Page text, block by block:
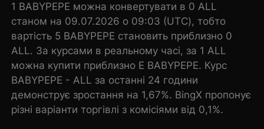
1 BABYPEPE можна конвертувати в 0 ALL
станом на 09.07.2026 о 09:03 (UTC), тобто
вартість 5 BABYPEPE становить приблизно 0
ALL. За курсами в реальному часі, за 1 ALL
можна купити приблизно E BABYPEPE. Курс
BABYPEPE - ALL за останні 24 години
демонструє зростання на 1,67%. BingX пропонує
різні варіанти торгівлі з комісіями від 0,1%.